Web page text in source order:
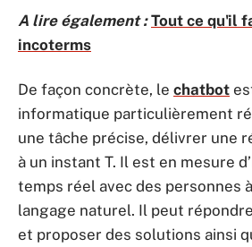
A lire également : Tout ce qu'il
incoterms
De façon concrète, le chatbot
informatique particulièrement
une tâche précise, délivrer une
à un instant T. Il est en mesure
temps réel avec des personnes
langage naturel. Il peut
et proposer des solutions ainsi